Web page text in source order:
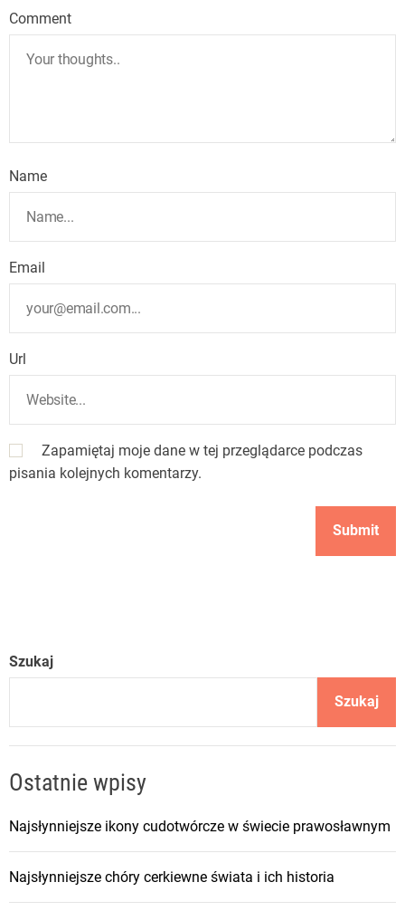
Comment
Name
Email
Url
Zapamiętaj moje dane w tej przeglądarce podczas
pisania kolejnych komentarzy.
Szukaj
Szukaj
Ostatnie wpisy
Najsłynniejsze ikony cudotwórcze w świecie prawosławnym
Najsłynniejsze chóry cerkiewne świata i ich historia